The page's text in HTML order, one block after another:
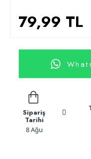
79,99 TL
Sipariş
Tarihi
8 Ağu